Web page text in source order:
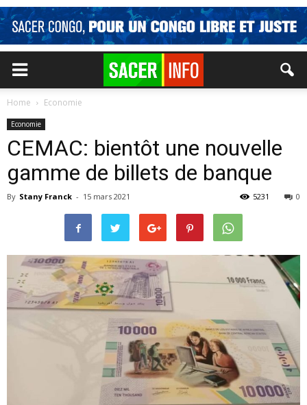
Home Economie
Economie
CEMAC: bientôt une nouvelle
gamme de billets de banque
By Stany Franck - 15 mars 2021 0
5231